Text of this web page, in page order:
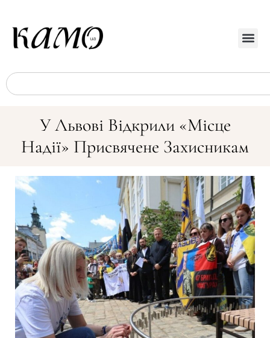
У Львові Відкрили «Місце
Надії» Присвячене Захисникам